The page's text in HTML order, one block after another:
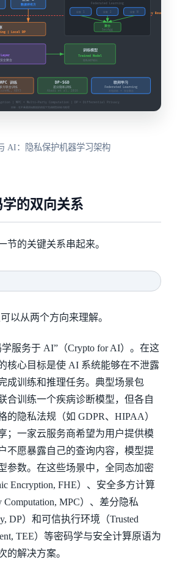
AI：隐私保护机器学习架构
的双向关系
节的关键关系串起来。
以从两个方向来理解。
服务于 AI”（Crypto for AI）。在这
核心目标是使 AI 系统能够在不泄露
成训练和推理任务。典型场景包
合训练一个疾病诊断模型，但各自
的隐私法规（如 GDPR、HIPAA）
；一家云服务商希望为用户提供模
不愿暴露自己的查询内容，模型提
参数。在这些场景中，全同态加密
Encryption, FHE）、安全多方计算
Computation, MPC）、差分隐私
DP）和可信执行环境（Trusted
TEE）等密码学与安全计算原语为
的解决方案。